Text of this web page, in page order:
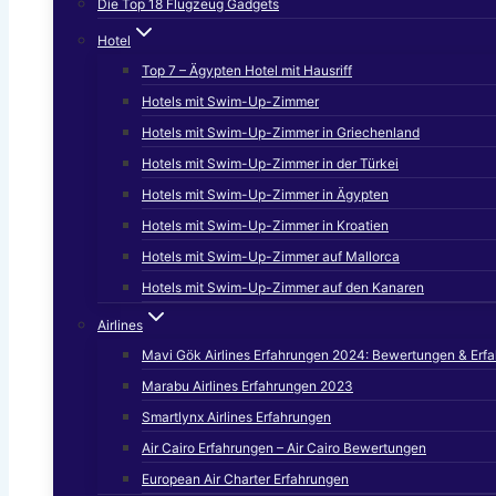
Die Top 18 Flugzeug Gadgets
Hotel
Top 7 – Ägypten Hotel mit Hausriff
Hotels mit Swim-Up-Zimmer
Hotels mit Swim-Up-Zimmer in Griechenland
Hotels mit Swim-Up-Zimmer in der Türkei
Hotels mit Swim-Up-Zimmer in Ägypten
Hotels mit Swim-Up-Zimmer in Kroatien
Hotels mit Swim-Up-Zimmer auf Mallorca
Hotels mit Swim-Up-Zimmer auf den Kanaren
Airlines
Mavi Gök Airlines Erfahrungen 2024: Bewertungen &
Marabu Airlines Erfahrungen 2023
Smartlynx Airlines Erfahrungen
Air Cairo Erfahrungen – Air Cairo Bewertungen
European Air Charter Erfahrungen